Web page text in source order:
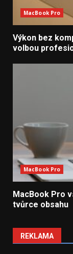
MacBook Pro
Výkon bez
volbou
MacBook Pro
MacBook Pro
tvůrce obsahu
REKLAMA